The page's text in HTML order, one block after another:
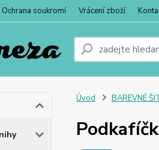
Ochrana soukromí Vrácení zboží
Úvod BAREVNÉ